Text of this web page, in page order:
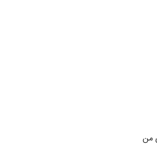
آهنگ یاک از علی آرشا
من